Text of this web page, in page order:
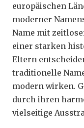
europäischen
moderner
Name mit
einer starken
Eltern
traditionelle
modern wirken.
durch ihren
vielseitige